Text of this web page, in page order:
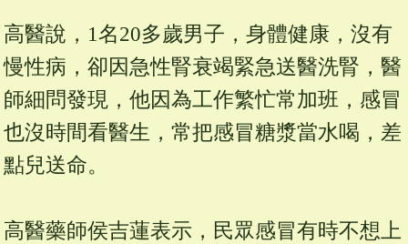
高醫說，1名20多歲男子，身體健康，沒有
慢性病，卻因急性腎衰竭緊急送醫洗腎，醫
師細問發現，他因為工作繁忙常加班，感冒
也沒時間看醫生，常把感冒糖漿當水喝，差
點兒送命。
高醫藥師侯吉蓮表示，民眾感冒有時不想上